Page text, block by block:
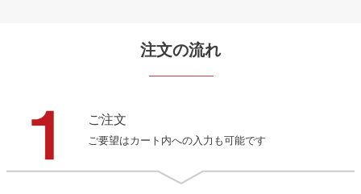
注文の流れ
ご注文
ご要望はカート内への入力も可能です